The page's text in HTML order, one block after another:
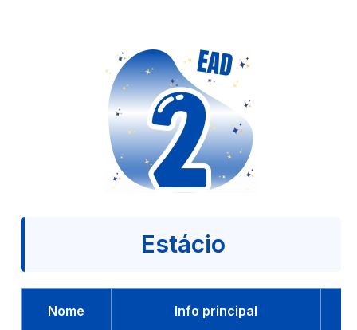
Estácio
Nome Info principal